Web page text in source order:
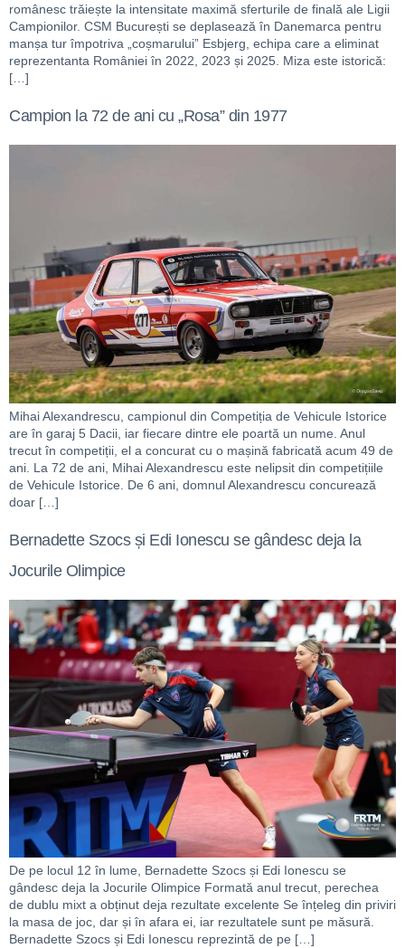
românesc trăiește la intensitate maximă sferturile de finală ale Ligii
Campionilor. CSM București se deplasează în Danemarca pentru
manșa tur împotriva „coșmarului” Esbjerg, echipa care a eliminat
reprezentanta României în 2022, 2023 și 2025. Miza este istorică:
[…]
Campion la 72 de ani cu „Rosa” din 1977
Mihai Alexandrescu, campionul din Competiția de Vehicule Istorice
are în garaj 5 Dacii, iar fiecare dintre ele poartă un nume. Anul
trecut în competiții, el a concurat cu o mașină fabricată acum 49 de
ani. La 72 de ani, Mihai Alexandrescu este nelipsit din competițiile
de Vehicule Istorice. De 6 ani, domnul Alexandrescu concurează
doar […]
Bernadette Szocs și Edi Ionescu se gândesc deja la
Jocurile Olimpice
De pe locul 12 în lume, Bernadette Szocs și Edi Ionescu se
gândesc deja la Jocurile Olimpice Formată anul trecut, perechea
de dublu mixt a obținut deja rezultate excelente Se înțeleg din priviri
la masa de joc, dar și în afara ei, iar rezultatele sunt pe măsură.
Bernadette Szocs și Edi Ionescu reprezintă de pe […]